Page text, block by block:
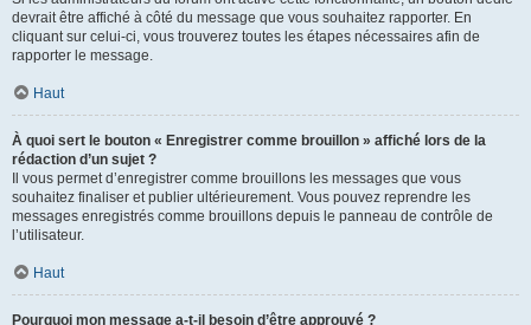
devrait être affiché à côté du message que vous souhaitez rapporter. En
cliquant sur celui-ci, vous trouverez toutes les étapes nécessaires afin de
rapporter le message.
Haut
À quoi sert le bouton « Enregistrer comme brouillon » affiché lors de la
rédaction d’un sujet ?
Il vous permet d’enregistrer comme brouillons les messages que vous
souhaitez finaliser et publier ultérieurement. Vous pouvez reprendre les
messages enregistrés comme brouillons depuis le panneau de contrôle de
l’utilisateur.
Haut
Pourquoi mon message a-t-il besoin d’être approuvé ?